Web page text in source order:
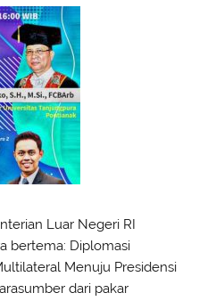
Luar Negeri RI
bertema: Diplomasi
Menuju Presidensi
dari pakar